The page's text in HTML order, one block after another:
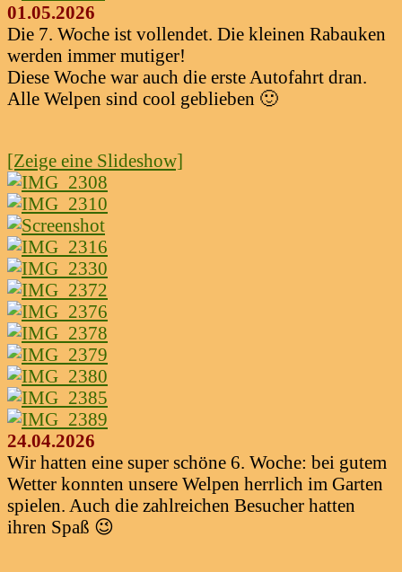
01.05.2026
Die 7. Woche ist vollendet. Die kleinen Rabauken
werden immer mutiger!
Diese Woche war auch die erste Autofahrt dran.
Alle Welpen sind cool geblieben 🙂
[Zeige eine Slideshow]
24.04.2026
Wir hatten eine super schöne 6. Woche: bei gutem
Wetter konnten unsere Welpen herrlich im Garten
spielen. Auch die zahlreichen Besucher hatten
ihren Spaß 😉